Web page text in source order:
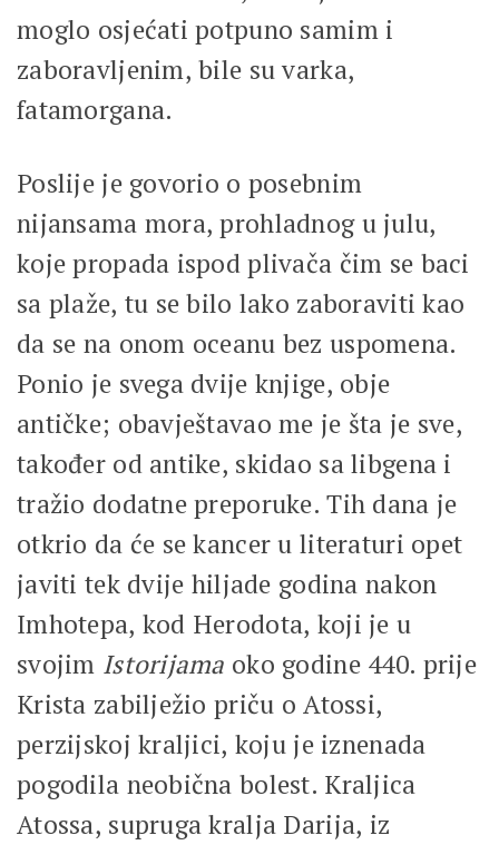
moglo osjećati potpuno samim i
zaboravljenim, bile su varka,
fatamorgana.
Poslije je govorio o posebnim
nijansama mora, prohladnog u julu,
koje propada ispod plivača čim se baci
sa plaže, tu se bilo lako zaboraviti kao
da se na onom oceanu bez uspomena.
Ponio je svega dvije knjige, obje
antičke; obavještavao me je šta je sve,
također od antike, skidao sa libgena i
tražio dodatne preporuke. Tih dana je
otkrio da će se kancer u literaturi opet
javiti tek dvije hiljade godina nakon
Imhotepa, kod Herodota, koji je u
svojim Istorijama oko godine 440. prije
Krista zabilježio priču o Atossi,
perzijskoj kraljici, koju je iznenada
pogodila neobična bolest. Kraljica
Atossa, supruga kralja Darija, iz